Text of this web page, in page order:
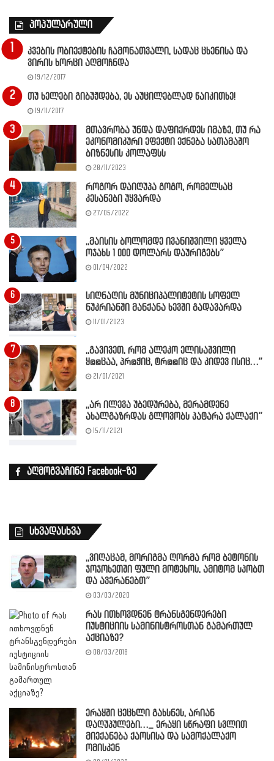
პოპულარული
კვების ობიექტების ჩამონათვალი, სადაც ცხენისა და
ვირის ხორცი აღმოჩნდა
19/12/2017
თუ ხელები გიბუჟდება, ეს აუცილებლად წაიკითხე!
19/11/2017
მთავრობა უნდა დაფიქრდეს იმაზე, თუ რა
ეკონომიკური ეფექტი ექნება სათამაშო
ბიზნესის კოლაფსს
28/11/2023
როგორ დაიღუპა გოგო, რომელსაც
კესანები უყვარდა
27/05/2022
,,მაისის ბოლომდე ივანიშვილი ყველა
ოჯახს 1 000 დოლარს დაურიგებს”
01/04/2022
სიღნაღის მუნიციპალიტეტის სოფელ
ნუკრიანში მანქანა ხევში გადავარდა
11/01/2023
,,გავივეთ, რომ ალეკო ელისაშვილი
ყ@@ცაა, პრ@ჭიც, ტრ@@იც და კიდევ ისიც…”
21/01/2021
,,არ ილევა უბედურება, მერამდენე
ახალგაზრდას გლოვობს პატარა ქალაქი”
15/11/2021
აღმოგვაჩინე Facebook-ზე
სხვადასხვა
,,ვიღაცამ, მორიგმა ღორმა რომ ბეტონის
ჯოჯოხეთში ფული მოტეხოს, ამიტომ სპობთ
და ავერანებთ”
03/03/2020
რას ითხოვდნენ ტრანსგენდერები
იუსტიციის სამინისტროსთან გამართულ
აქციაზე?
08/03/2018
ერაყში ცეცხლი გახსნეს, არიან
დაღუპულები…_ ერაყი სწრაფი სვლით
მიექანება ქაოსისა და სამოქალაქო
ომისკენ